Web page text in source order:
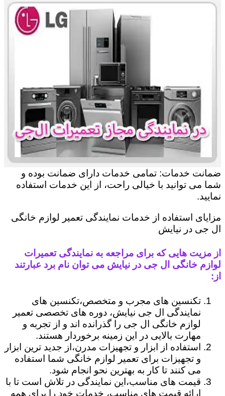
ضمانت خدمات: تمامی خدمات دارای ضمانت بوده و
شما می توانید با خیالی راحت، از این خدمات استفاده
نمایید.
مزایای استفاده از خدمات نمایندگی تعمیر لوازم خانگی
ال جی در نیایش
از مزیت هایی که برای مراجعه به نمایندگی تعمیرات
لوازم خانگی ال جی در نیایش می توان نام برد عبارتند
از:
تکنسین های مجرب و متخصص،تکنسین های
نمایندگی ال جی نیایش، دوره های تخصصی تعمیر
لوازم خانگی ال جی را گذرانده اند و از تجربه و
مهارت بالایی در این زمینه برخوردار هستند.
استفاده از ابزار و تجهیزات مدرن،از جدید ترین ابزار
و تجهیزات برای تعمیر لوازم خانگی شما استفاده
می کنند تا کار به بهترین نحو انجام شود.
قیمت های مناسب،این نمایندگی در تلاش است تا با
ارائه قیمت های مناسب، خدمات خود را برای همه